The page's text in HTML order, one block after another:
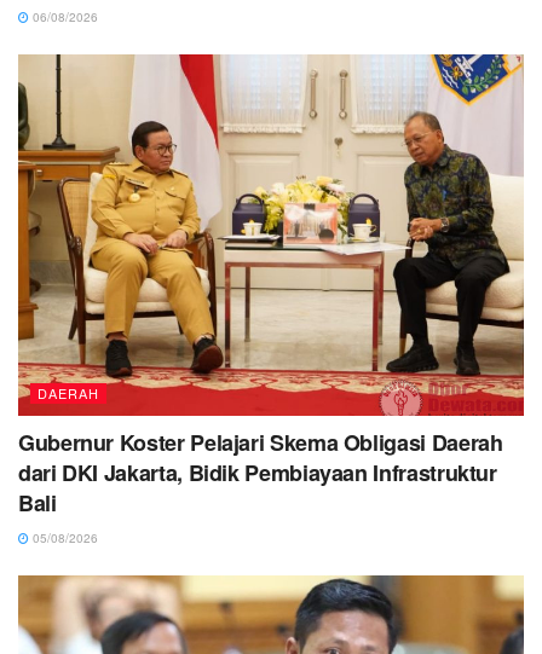
06/08/2026
DAERAH
Gubernur Koster Pelajari Skema Obligasi Daerah
dari DKI Jakarta, Bidik Pembiayaan Infrastruktur
Bali
05/08/2026